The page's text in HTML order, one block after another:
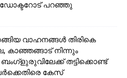
ഡോക്ടറോട് പറഞ്ഞു
വാഹനങ്ങൾ തിരികെ
കാഞ്ഞങ്ങാട് നിന്നും
തട്ടിക്കൊണ്ട്
കേസ്